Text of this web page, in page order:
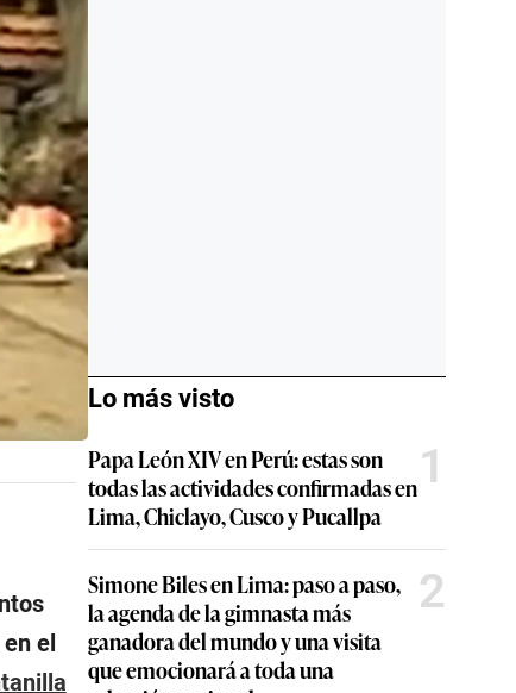
el
Lo más visto
Papa León XIV en Perú: estas son
todas las actividades confirmadas en
Lima, Chiclayo, Cusco y Pucallpa
1
Simone Biles en Lima: paso a paso,
la agenda de la gimnasta más
ganadora del mundo y una visita
que emocionará a toda una
2